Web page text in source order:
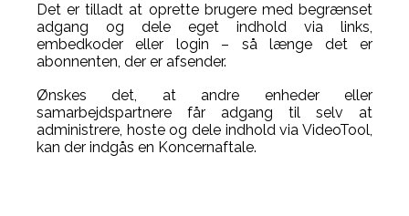
Det er tilladt at oprette brugere med begrænset
adgang og dele eget indhold via links,
embedkoder eller login – så længe det er
abonnenten, der er afsender.
Ønskes det, at andre enheder eller
samarbejdspartnere får adgang til selv at
administrere, hoste og dele indhold via VideoTool,
kan der indgås en Koncernaftale.